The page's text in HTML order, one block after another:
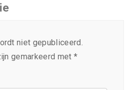
niet gepubliceerd.
gemarkeerd met *